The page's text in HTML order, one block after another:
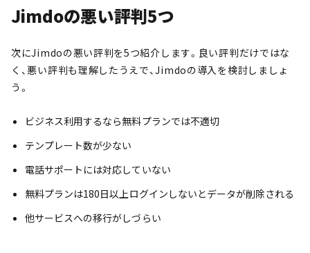
Jimdoの悪い評判5つ
次にJimdoの悪い評判を5つ紹介します。良い評判だけではな
く、悪い評判も理解したうえで、Jimdoの導入を検討しましょ
う。
ビジネス利用するなら無料プランでは不適切
テンプレート数が少ない
電話サポートには対応していない
無料プランは180日以上ログインしないとデータが削除される
他サービスへの移行がしづらい